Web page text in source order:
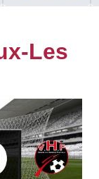
Les